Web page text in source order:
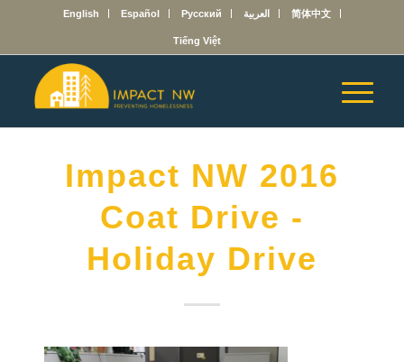
English Español Русский العربية 简体中文
Tiếng Việt
Impact NW 2016
Coat Drive -
Holiday Drive